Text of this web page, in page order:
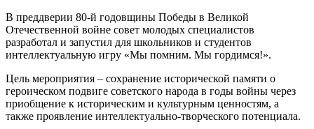
В преддверии 80-й годовщины Победы в Великой
Отечественной войне совет молодых специалистов
разработал и запустил для школьников и студентов
интеллектуальную игру «Мы помним. Мы гордимся!».
Цель мероприятия – сохранение исторической памяти о
героическом подвиге советского народа в годы войны через
приобщение к историческим и культурным ценностям, а
также проявление интеллектуально-творческого потенциала.